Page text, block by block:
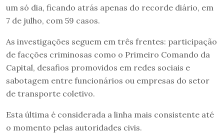
um só dia, ficando atrás apenas do recorde diário, em
7 de julho, com 59 casos.
As investigações seguem em três frentes: participação
de facções criminosas como o Primeiro Comando da
Capital, desafios promovidos em redes sociais e
sabotagem entre funcionários ou empresas do setor
de transporte coletivo.
Esta última é considerada a linha mais consistente até
o momento pelas autoridades civis.